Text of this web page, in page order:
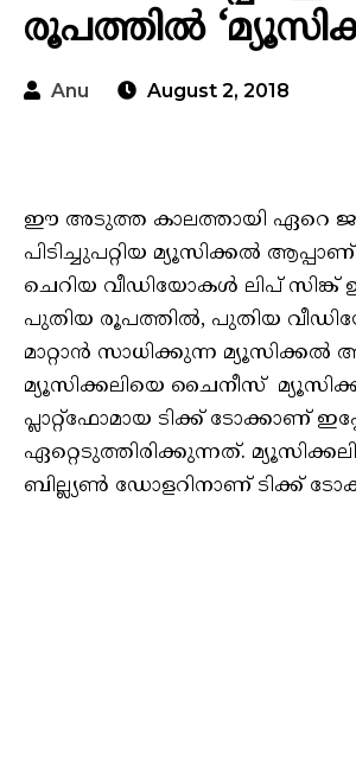
രൂപത്തിൽ
Anu August 2, 2018
ഈ അടുത്ത കാലത്തായി ഏറെ
പിടിച്ചുപറ്റിയ മ്യൂസിക്കൽ ആപ്പാണ്
ചെറിയ വീഡിയോകൾ ലിപ് സിങ്ക്
പുതിയ രൂപത്തിൽ, പുതിയ
മാറ്റാൻ സാധിക്കുന്ന മ്യൂസിക്കൽ
മ്യൂസിക്കലിയെ ചൈനീസ്
പ്ലാറ്റ്ഫോമായ ടിക്ക് ടോക്കാണ്
ഏറ്റെടുത്തിരിക്കുന്നത്.
ബില്ല്യൺ ഡോളറിനാണ് ടിക്ക്